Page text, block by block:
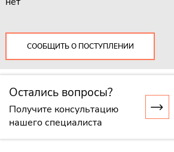
СООБЩИТЬ О ПОСТУПЛЕНИИ
Остались вопросы?
Получите консультацию
нашего специалиста